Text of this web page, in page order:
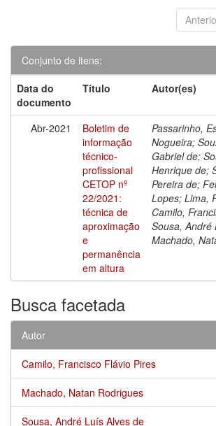
Conjunto de itens:
Data do
documento
Título Autor(es)
Abr-2021
Boletim de
informação
técnico-
profissional
CETOP nº
22/2021:
técnica de
aproximação
e
permanência
em altura
Passarinho,
Nogueira;
Gabriel de;
Henrique de;
Pereira de;
Lopes; Lima,
Camilo,
Sousa, André
Machado,
Busca facetada
Autor
Camilo, Francisco Flávio Pires
Machado, Natan Rodrigues
Sousa, André Luís Alves de